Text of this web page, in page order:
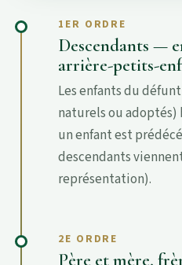
1ER ORDRE
Descendants —
arrière-petits-
Les enfants du
naturels ou adoptés)
un enfant est
descendants
représentation).
2E ORDRE
Père et mère,